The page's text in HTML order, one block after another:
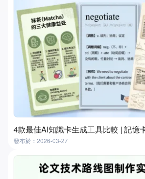
4款最佳AI知識卡生成工具比較 | 記憶
發布於：2026-03-27